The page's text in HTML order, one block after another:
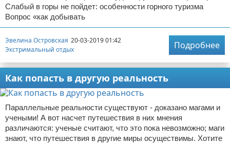
Слабый в горы не пойдет: особенности горного туризма
Вопрос «как добывать
Эвелина Островская 20-03-2019 01:42
Экстримальный отдых
Подробнее
Как попасть в другую реальность
Параллельные реальности существуют - доказано магами и
учеными! А вот насчет путешествия в них мнения
различаются: ученые считают, что это пока невозможно; маги
знают, что путешествия в другие миры осуществимы. Хотите